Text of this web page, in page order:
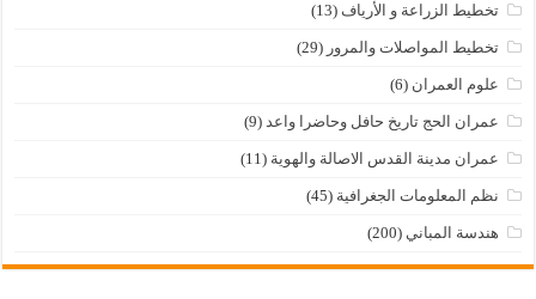
تخطيط الزراعة و الأرياف (13)
تخطيط المواصلات والمرور (29)
علوم العمران (6)
عمران الحج تاريخ حافل وحاضرا واعد (9)
عمران مدينة القدس الاصالة والهوية (11)
نظم المعلومات الجغرافية (45)
هندسة المباني (200)